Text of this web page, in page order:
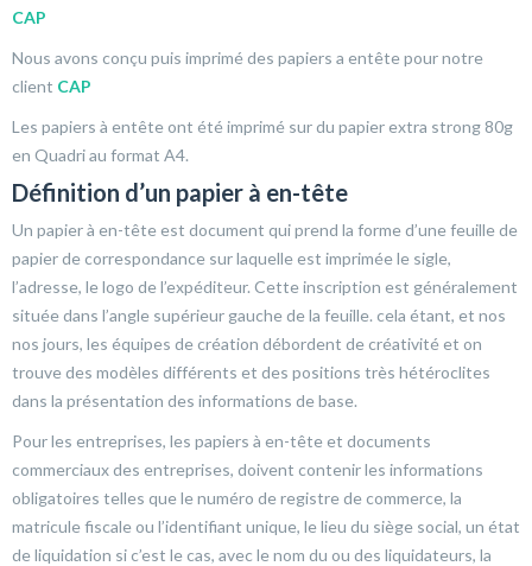
CAP
Nous avons conçu puis imprimé des papiers a entête pour notre
client CAP
Les papiers à entête ont été imprimé sur du papier extra strong 80g
en Quadri au format A4.
Définition d’un papier à en-tête
Un papier à en-tête est document qui prend la forme d’une feuille de
papier de correspondance sur laquelle est imprimée le sigle,
l’adresse, le logo de l’expéditeur. Cette inscription est généralement
située dans l’angle supérieur gauche de la feuille. cela étant, et nos
nos jours, les équipes de création débordent de créativité et on
trouve des modèles différents et des positions très hétéroclites
dans la présentation des informations de base.
Pour les entreprises, les papiers à en-tête et documents
commerciaux des entreprises, doivent contenir les informations
obligatoires telles que le numéro de registre de commerce, la
matricule fiscale ou l’identifiant unique, le lieu du siège social, un état
de liquidation si c’est le cas, avec le nom du ou des liquidateurs, la